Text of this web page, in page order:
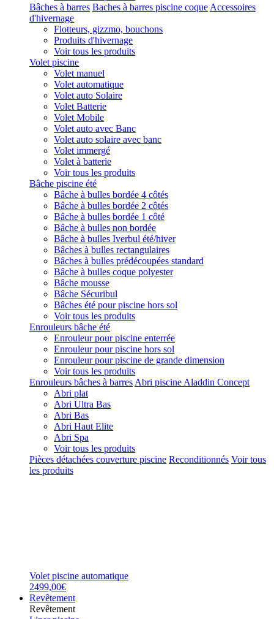
Bâches à barres Baches à barres piscine coque Accessoires
d'hivernage
Flotteurs, gizzmo, bouchons
Produits d'hivernage
Voir tous les produits
Volet piscine
Volet manuel
Volet automatique
Volet auto Solaire
Volet Batterie
Volet Mobile
Volet auto avec Banc
Volet auto solaire avec banc
Volet immergé
Volet à batterie
Voir tous les produits
Bâche piscine été
Bâche à bulles bordée 4 côtés
Bâche à bulles bordée 2 côtés
Bâche à bulles bordée 1 côté
Bâche à bulles non bordée
Bâche à bulles Iverbul été/hiver
Bâches à bulles rectangulaires
Bâches à bulles prédécoupées standard
Bâche à bulles coque polyester
Bâche mousse
Bâche Sécuribul
Bâches été pour piscine hors sol
Voir tous les produits
Enrouleurs bâche été
Enrouleur pour piscine enterrée
Enrouleur pour piscine hors sol
Enrouleur pour piscine de grande dimension
Voir tous les produits
Enrouleurs bâches à barres Abri piscine Aladdin Concept
Abri plat
Abri Ultra Bas
Abri Bas
Abri Haut Elite
Abri Spa
Voir tous les produits
Pièces détachées couverture piscine Reconditionnés Voir tous
les produits
Volet piscine automatique
2499,00€
Revêtement
Revêtement